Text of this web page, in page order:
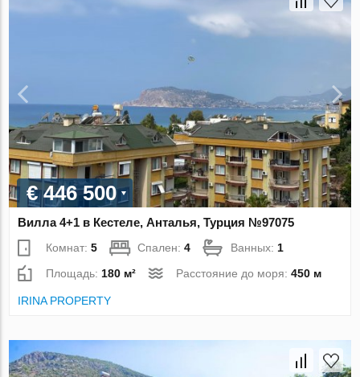
€ 446 500
Вилла 4+1 в Кестеле, Анталья, Турция №97075
Комнат:5 Спален:4 Ванных: 1
Площадь: 180 м² Расстояние до моря:450 м
IRINA PROPERTY